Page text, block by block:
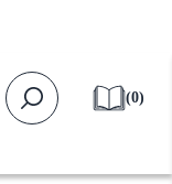
Frete Grátis!
(0)